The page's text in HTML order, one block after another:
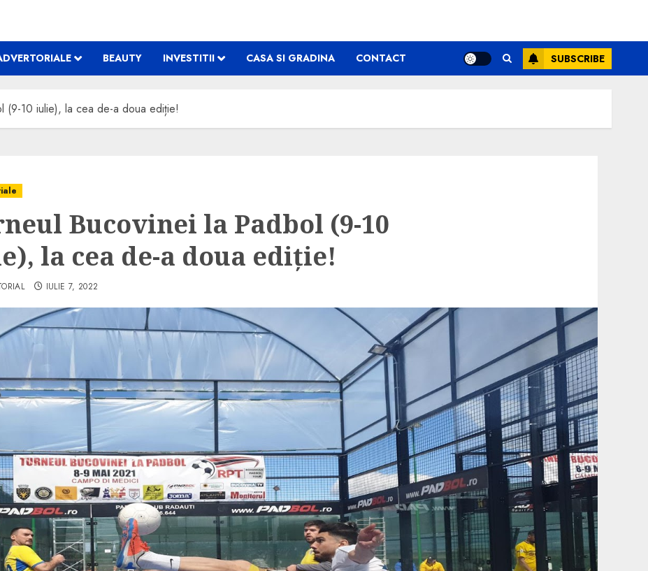
BEAUTY INVESTITII CASA SI GRADINA CONTACT SUBSCRIBE
(9-10 iulie), la cea de-a doua ediție!
Bucovinei la Padbol (9-10
la cea de-a doua ediție!
IULIE 7, 2022